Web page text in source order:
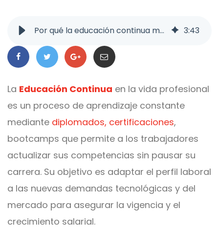
Por qué la educación continua marca la diferencia a nivel profesional 3:43
La Educación Continua en la vida profesional
es un proceso de aprendizaje constante
mediante diplomados, certificaciones,
bootcamps que permite a los trabajadores
actualizar sus competencias sin pausar su
carrera. Su objetivo es adaptar el perfil laboral
a las nuevas demandas tecnológicas y del
mercado para asegurar la vigencia y el
crecimiento salarial.